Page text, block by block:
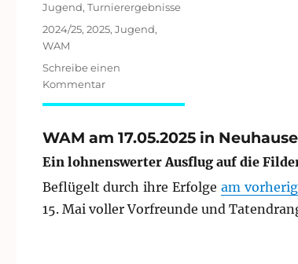
Jugend, Turnierergebnisse
Schlagwörter
2024/25, 2025, Jugend,
WAM
Schreibe einen
Kommentarzu
2025
Nürtingen
WAM am 17.05.2025 in
Ein lohnenswerter Ausflug auf die
Beflügelt durch ihre Erfolge am
15. Mai voller Vorfreunde und